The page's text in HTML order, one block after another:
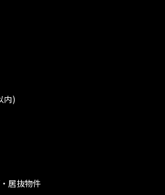
内)
居抜物件